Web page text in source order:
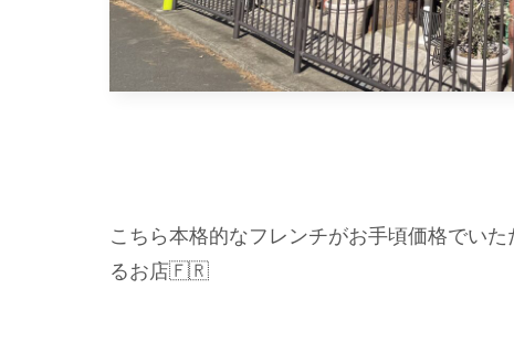
こちら本格的なフレンチがお手頃価格でい
るお店🇫🇷